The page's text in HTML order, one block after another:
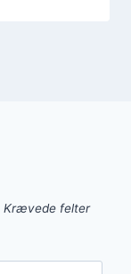
Krævede felter